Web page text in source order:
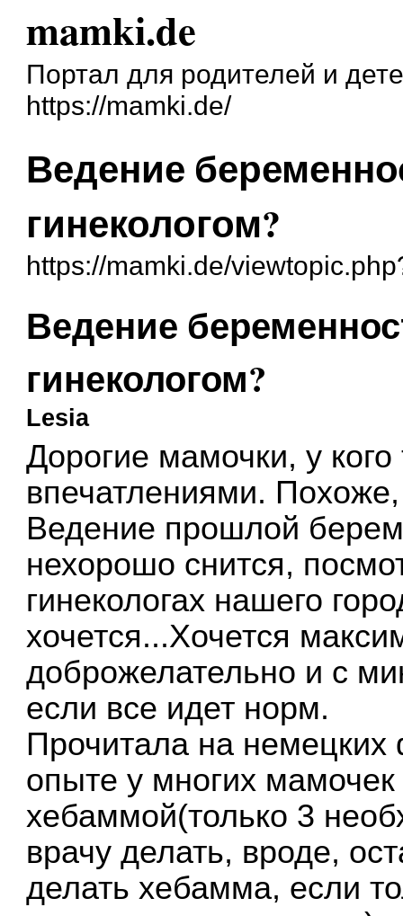
mamki.de
Портал для родителей и
https://mamki.de/
Ведение
гинекологом?
https://mamki.de/
Ведение
гинекологом?
Lesia
Дорогие мамочки, у
впечатлениями.
Ведение прошлой
нехорошо снится,
гинекологах нашего
хочется...Хочется
доброжелательно и с
если все идет норм.
Прочитала на
опыте у многих
хебаммой(только 3
врачу делать, вроде,
делать хебамма, если